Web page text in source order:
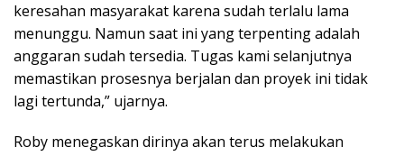
keresahan masyarakat karena sudah terlalu lama
menunggu. Namun saat ini yang terpenting adalah
anggaran sudah tersedia. Tugas kami selanjutnya
memastikan prosesnya berjalan dan proyek ini tidak
lagi tertunda,” ujarnya.
Roby menegaskan dirinya akan terus melakukan